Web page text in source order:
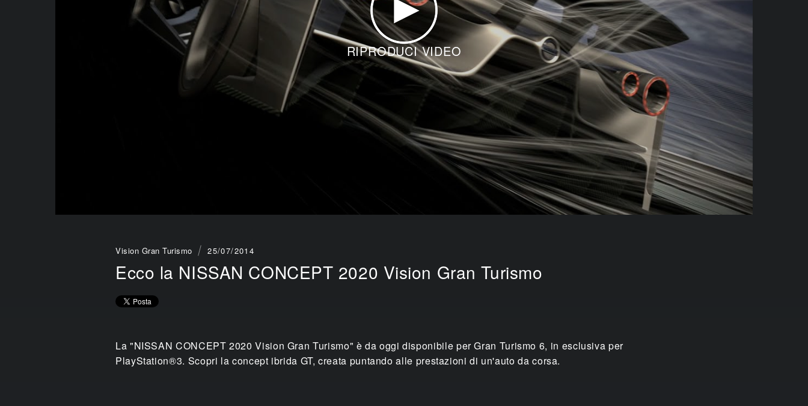
RIPRODUCI VIDEO
Vision Gran Turismo 25/07/2014
Ecco la NISSAN CONCEPT 2020 Vision Gran Turismo
La "NISSAN CONCEPT 2020 Vision Gran Turismo" è da oggi disponibile per Gran Turismo 6, in esclusiva per
PlayStation®3. Scopri la concept ibrida GT, creata puntando alle prestazioni di un'auto da corsa.